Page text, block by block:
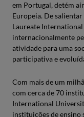
em Portugal, detém
Europeia. De
Laureate
internacionalmente
atividade para uma
participativa e
Com mais de um
com cerca de 70
International
instituições de ensino